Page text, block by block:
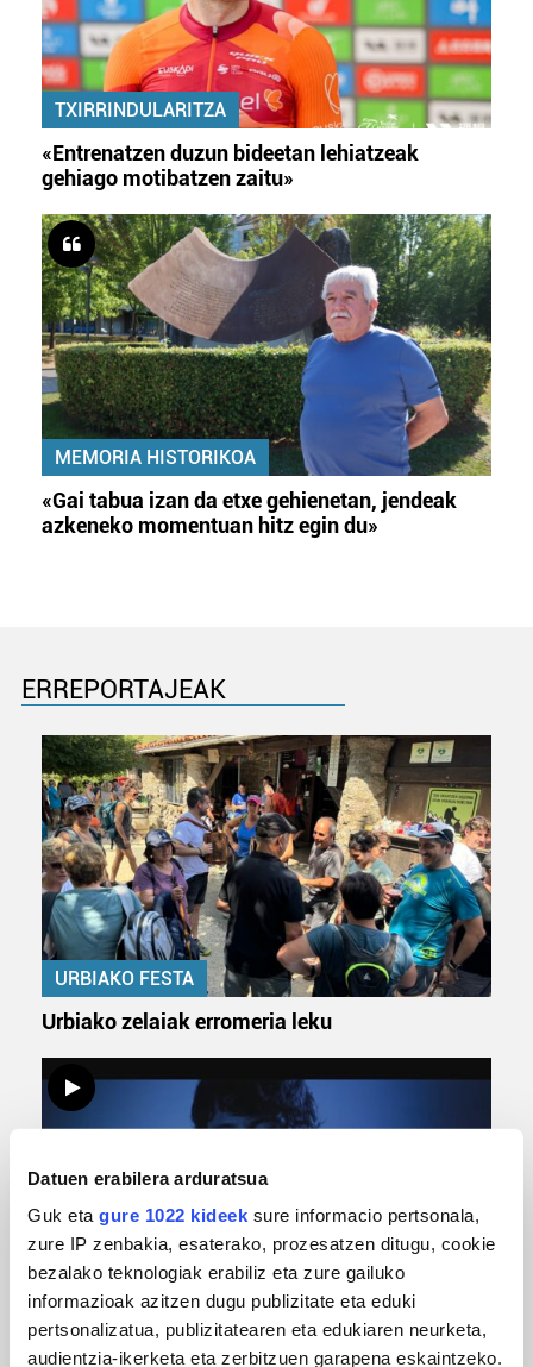
Datuen erabilera arduratsua
Guk eta gure 1022 kideek sure informacio pertsonala,
zure IP zenbakia, esaterako, prozesatzen ditugu, cookie
bezalako teknologiak erabiliz eta zure gailuko
informazioak azitzen dugu publizitate eta eduki
pertsonalizatua, publizitatearen eta edukiaren neurketa,
audientzia-ikerketa eta zerbitzuen garapena eskaintzeko.
TXIRRINDULARITZA
«Entrenatzen duzun bideetan lehiatzeak
gehiago motibatzen zaitu»
MEMORIA HISTORIKOA
«Gai tabua izan da etxe gehienetan, jendeak
azkeneko momentuan hitz egin du»
ERREPORTAJEAK
URBIAKO FESTA
Urbiako zelaiak erromeria leku
MUSIKA
Odik berria ezagutzeko aukera 'KimiK' eta